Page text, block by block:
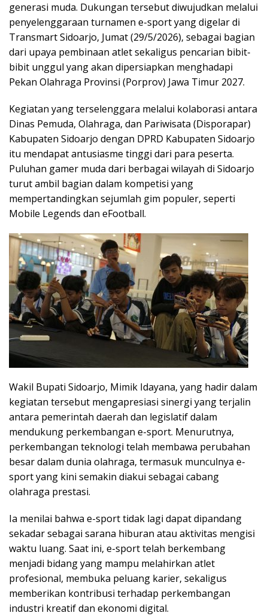
generasi muda. Dukungan tersebut diwujudkan melalui
penyelenggaraan turnamen e-sport yang digelar di
Transmart Sidoarjo, Jumat (29/5/2026), sebagai bagian
dari upaya pembinaan atlet sekaligus pencarian bibit-
bibit unggul yang akan dipersiapkan menghadapi
Pekan Olahraga Provinsi (Porprov) Jawa Timur 2027.
Kegiatan yang terselenggara melalui kolaborasi antara
Dinas Pemuda, Olahraga, dan Pariwisata (Disporapar)
Kabupaten Sidoarjo dengan DPRD Kabupaten Sidoarjo
itu mendapat antusiasme tinggi dari para peserta.
Puluhan gamer muda dari berbagai wilayah di Sidoarjo
turut ambil bagian dalam kompetisi yang
mempertandingkan sejumlah gim populer, seperti
Mobile Legends dan eFootball.
Wakil Bupati Sidoarjo, Mimik Idayana, yang hadir dalam
kegiatan tersebut mengapresiasi sinergi yang terjalin
antara pemerintah daerah dan legislatif dalam
mendukung perkembangan e-sport. Menurutnya,
perkembangan teknologi telah membawa perubahan
besar dalam dunia olahraga, termasuk munculnya e-
sport yang kini semakin diakui sebagai cabang
olahraga prestasi.
Ia menilai bahwa e-sport tidak lagi dapat dipandang
sekadar sebagai sarana hiburan atau aktivitas mengisi
waktu luang. Saat ini, e-sport telah berkembang
menjadi bidang yang mampu melahirkan atlet
profesional, membuka peluang karier, sekaligus
memberikan kontribusi terhadap perkembangan
industri kreatif dan ekonomi digital.